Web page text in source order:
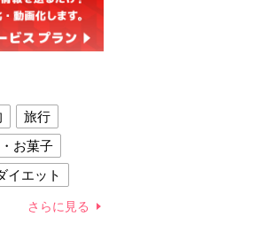
旅行
お菓子
イエット
さらに見る